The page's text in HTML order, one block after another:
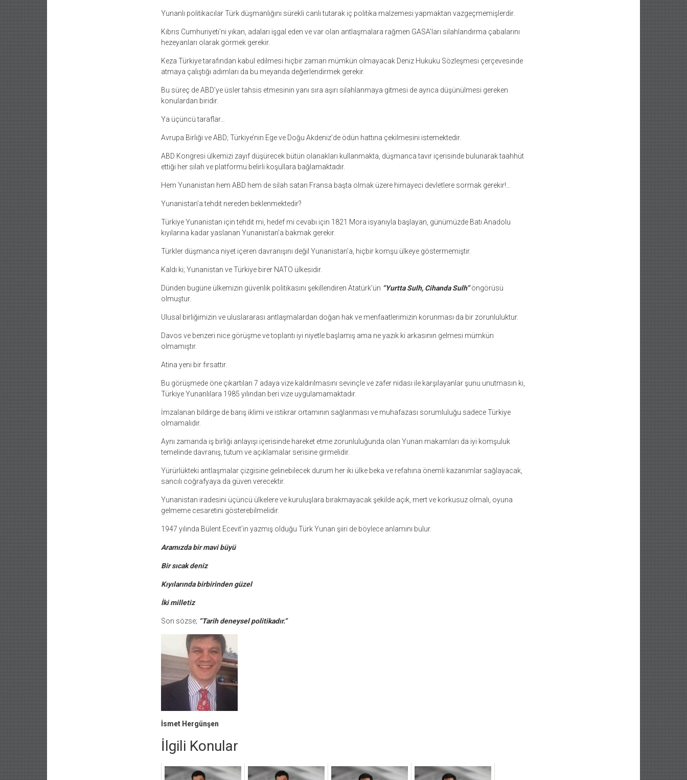
Yunanlı politikacılar Türk düşmanlığını sürekli canlı tutarak iç politika malzemesi yapmaktan vazgeçmemişlerdir.
Kıbrıs Cumhuriyeti’ni yıkan, adaları işgal eden ve var olan antlaşmalara rağmen GASA’ları silahlandırma çabalarını
hezeyanları olarak görmek gerekir.
Keza Türkiye tarafından kabul edilmesi hiçbir zaman mümkün olmayacak Deniz Hukuku Sözleşmesi çerçevesinde
atmaya çalıştığı adımları da bu meyanda değerlendirmek gerekir.
Bu süreç de ABD’ye üsler tahsis etmesinin yanı sıra aşırı silahlanmaya gitmesi de ayrıca düşünülmesi gereken
konulardan biridir.
Ya üçüncü taraflar…
Avrupa Birliği ve ABD; Türkiye’nin Ege ve Doğu Akdeniz’de ödün hattına çekilmesini istemektedir.
ABD Kongresi ülkemizi zayıf düşürecek bütün olanakları kullanmakta, düşmanca tavır içerisinde bulunarak taahhüt
ettiği her silah ve platformu belirli koşullara bağlamaktadır.
Hem Yunanistan hem ABD hem de silah satan Fransa başta olmak üzere himayeci devletlere sormak gerekir!…
Yunanistan’a tehdit nereden beklenmektedir?
Türkiye Yunanistan için tehdit mi, hedef mi cevabı için 1821 Mora isyanıyla başlayan, günümüzde Batı Anadolu
kıyılarına kadar yaslanan Yunanistan’a bakmak gerekir.
Türkler düşmanca niyet içeren davranışını değil Yunanistan’a, hiçbir komşu ülkeye göstermemiştir.
Kaldı ki; Yunanistan ve Türkiye birer NATO ülkesidir.
Dünden bugüne ülkemizin güvenlik politikasını şekillendiren Atatürk’ün “Yurtta Sulh, Cihanda Sulh”öngörüsü
olmuştur.
Ulusal birliğimizin ve uluslararası antlaşmalardan doğan hak ve menfaatlerimizin korunması da bir zorunluluktur.
Davos ve benzeri nice görüşme ve toplantı iyi niyetle başlamış ama ne yazık ki arkasının gelmesi mümkün
olmamıştır.
Atina yeni bir fırsattır.
Bu görüşmede öne çıkartılan 7 adaya vize kaldırılmasını sevinçle ve zafer nidası ile karşılayanlar şunu unutmasın ki,
Türkiye Yunanlılara 1985 yılından beri vize uygulamamaktadır.
İmzalanan bildirge de barış iklimi ve istikrar ortamının sağlanması ve muhafazası sorumluluğu sadece Türkiye
olmamalıdır.
Aynı zamanda iş birliği anlayışı içerisinde hareket etme zorunluluğunda olan Yunan makamları da iyi komşuluk
temelinde davranış, tutum ve açıklamalar serisine girmelidir.
Yürürlükteki antlaşmalar çizgisine gelinebilecek durum her iki ülke beka ve refahına önemli kazanımlar sağlayacak,
sancılı coğrafyaya da güven verecektir.
Yunanistan iradesini üçüncü ülkelere ve kuruluşlara bırakmayacak şekilde açık, mert ve korkusuz olmalı, oyuna
gelmeme cesaretini gösterebilmelidir.
1947 yılında Bülent Ecevit’in yazmış olduğu Türk Yunan şiiri de böylece anlamını bulur.
Aramızda bir mavi büyü
Bir sıcak deniz
Kıyılarında birbirinden güzel
İki milletiz
Son sözse; “Tarih deneysel politikadır.”
İsmet Hergünşen
İlgili Konular